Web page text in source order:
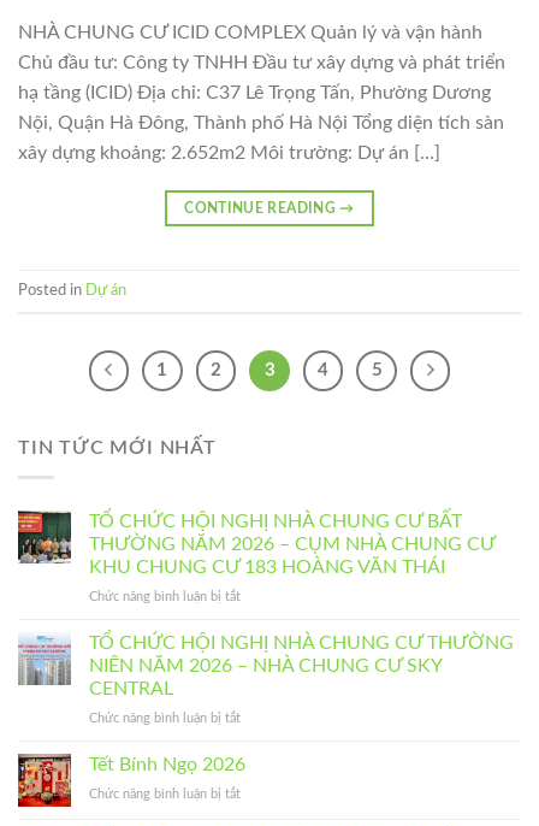
NHÀ CHUNG CƯ ICID COMPLEX Quản lý và vận hành
Chủ đầu tư: Công ty TNHH Đầu tư xây dựng và phát triển
hạ tầng (ICID) Địa chỉ: C37 Lê Trọng Tấn, Phường Dương
Nội, Quận Hà Đông, Thành phố Hà Nội Tổng diện tích sàn
xây dựng khoảng: 2.652m2 Môi trường: Dự án […]
CONTINUE READING→
Posted in Dự án
1 2 3 4 5
TIN TỨC MỚI NHẤT
TỔ CHỨC HỘI NGHỊ NHÀ CHUNG CƯ BẤT
THƯỜNG NĂM 2026 – CỤM NHÀ CHUNG CƯ
KHU CHUNG CƯ 183 HOÀNG VĂN THÁI
Chức năng bình luận bị tắtở
CHỨC
HỘI
CHUNG
BẤT
NĂM
TỔ CHỨC HỘI NGHỊ NHÀ CHUNG CƯ THƯỜNG
NIÊN NĂM 2026 – NHÀ CHUNG CƯ SKY
CENTRAL
Chức năng bình luận bị tắtở
CHỨC
NGHỊ
Tết Bính Ngọ 2026
Chức năng bình luận bị tắtở